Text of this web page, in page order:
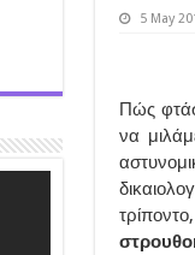
5 May
Πώς
να